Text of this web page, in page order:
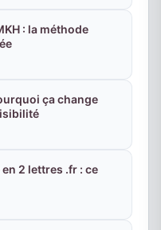
: la méthode
ça change
2 lettres .fr : ce